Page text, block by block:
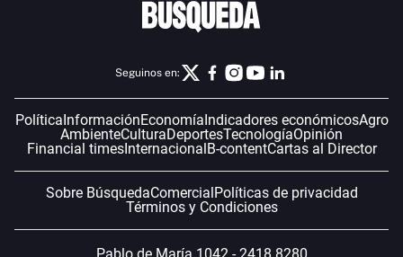
Seguinos en:
PolíticaInformaciónEconomíaIndicadores económicosAgro
AmbienteCulturaDeportesTecnologíaOpinión
Financial timesInternacionalB-contentCartas al Director
Sobre BúsquedaComercialPolíticas de privacidad
Términos y Condiciones